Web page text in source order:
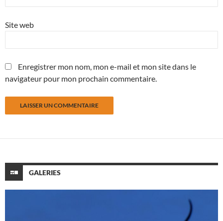
Site web
Enregistrer mon nom, mon e-mail et mon site dans le
navigateur pour mon prochain commentaire.
GALERIES